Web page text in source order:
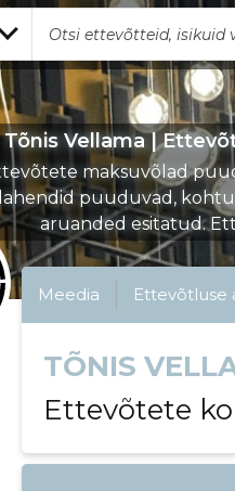
Tõnis Vellama |
maksuvõlad
puuduvad,
aruanded esitatud.
Meedia Ettevõtluse
TÕNIS
Ettevõtete